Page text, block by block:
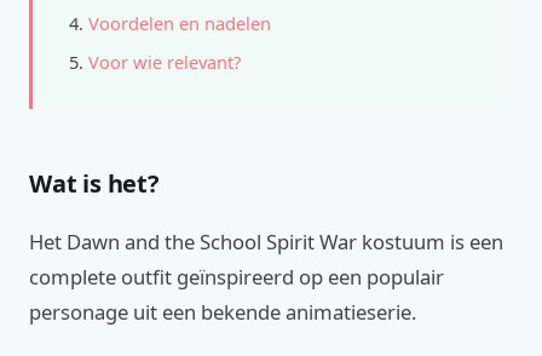
Voordelen en nadelen
Voor wie relevant?
Wat is het?
Het Dawn and the School Spirit War kostuum is een
complete outfit geïnspireerd op een populair
personage uit een bekende animatieserie.